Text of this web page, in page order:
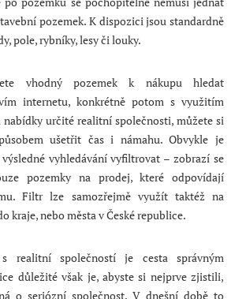
pozemek. K dispozici jsou standardně
pole, rybníky, lesy či louky.
vhodný pozemek k nákupu hledat
internetu, konkrétně potom s využitím
nabídky určité realitní společnosti, můžete si
ušetřit čas i námahu. Obvykle je
vyhledávání vyfiltrovat – zobrazí se
pozemky na prodej, které odpovídají
Filtr lze samozřejmě využít taktéž na
kraje, nebo města v České republice.
s realitní společností je cesta správným
důležité však je, abyste si nejprve zjistili,
o seriózní společnost. V dnešní době to